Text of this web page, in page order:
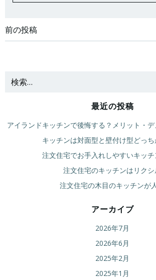
投
ナ
ゲ
前の投稿
ビ
ゲ
ー
シ
ョ
ン
最近の投稿
アイランドキッチンで後悔する？メリット・
キッチンは対面型と壁付け型どっち
注文住宅でお手入れしやすいキッ
注文住宅のキッチンはリク
注文住宅の木目のキッチンが
アーカイブ
2026年7月
2026年6月
2025年2月
2025年1月